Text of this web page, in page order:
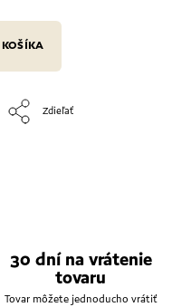
KOŠÍKA
Zdieľať
30 dní na vrátenie
tovaru
Tovar môžete jednoducho vrátiť